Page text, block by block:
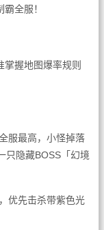
全服！
握地图爆率规则
服最高，小怪掉落
只隐藏BOSS「幻境
优先击杀带紫色光